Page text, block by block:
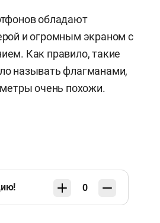
обладают
и огромным экраном с
Как правило, такие
называть флагманами,
очень похожи.
0